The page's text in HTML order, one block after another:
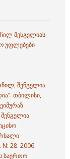
შენგელიას
უფლებები
შენგელია
თბილისი,
შენგელია
28. 2006.
საერთო